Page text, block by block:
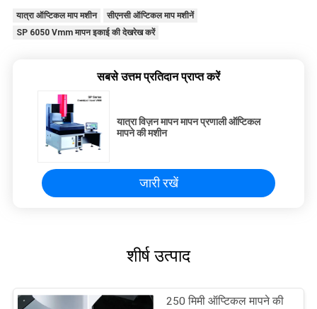
यात्रा ऑप्टिकल माप मशीन
सीएनसी ऑप्टिकल माप मशीनें
SP 6050 Vmm मापन इकाई की देखरेख करें
सबसे उत्तम प्रतिदान प्राप्त करें
यात्रा विज़न मापन मापन प्रणाली ऑप्टिकल
मापने की मशीन
जारी रखें
शीर्ष उत्पाद
250 मिमी ऑप्टिकल मापने की